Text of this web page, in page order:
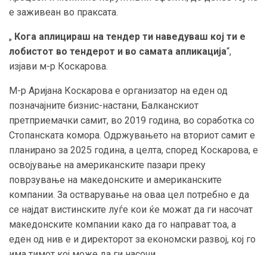
е заживеан во праксата.
„ Кога аплицираш на тендер ти наведуваш кој ти е
лобистот во тендерот и во самата апликација“,
изјави м-р Коскарова.
М-р Аријана Коскарова е организатор на еден од
позначајните бизнис-настани, Балканскиот
претприемачки самит, во 2019 година, во соработка со
Стопанската комора. Одржувањето на вториот самит е
планирано за 2025 година, а целта, според Коскарова, е
освојување на американските пазари преку
поврзување на македонските и американските
компании. За остварување на оваа цел потребно е да
се најдат вистинските луѓе кои ќе можат да ги насочат
македонските компании како да го направат тоа, а
еден од нив е и директорот за економски развој, кој го